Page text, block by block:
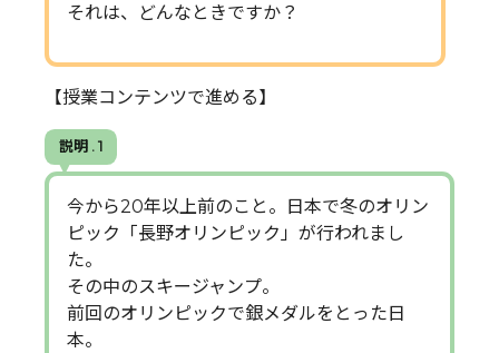
それは、どんなときですか？
【授業コンテンツで進める】
説明 . 1
今から20年以上前のこと。日本で冬のオリン
ピック「長野オリンピック」が行われまし
た。
その中のスキージャンプ。
前回のオリンピックで銀メダルをとった日
本。